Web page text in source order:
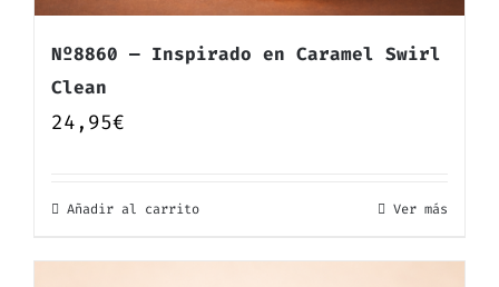
Nº8860 — Inspirado en Caramel Swirl
Clean
24,95€
Añadir al carrito Ver más